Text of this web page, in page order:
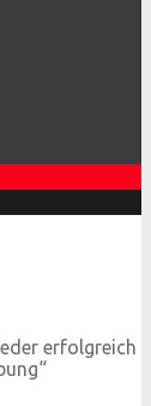
erfolgreich